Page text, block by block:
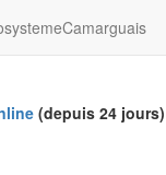
(depuis 24